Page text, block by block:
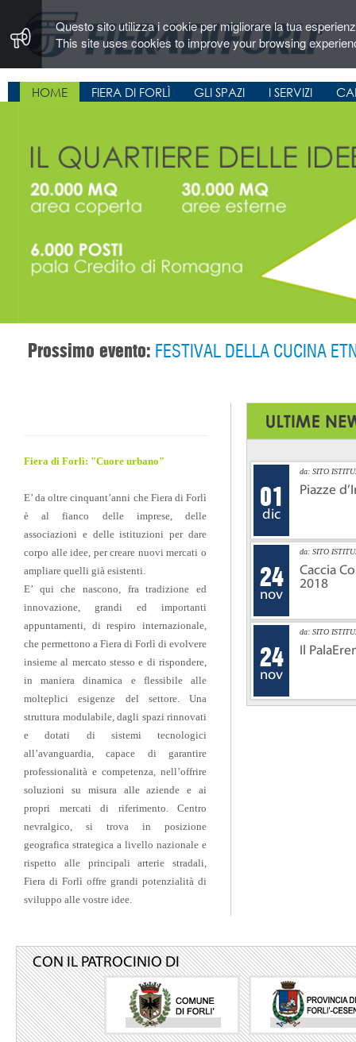
Questo sito utilizza i cookie per migliorare la tua
This site uses cookies to improve your browsing
HOME FIERA DI FORLÌ GLI SPAZI I SERVIZI
Slide003
Slide001
Prossimo evento: FESTIVAL DELLA CUCINA
Fiera di Forlì: "Cuore urbano"
E’ da oltre cinquant’anni che Fiera di Forlì
è al fianco delle imprese, delle
associazioni e delle istituzioni per dare
corpo alle idee, per creare nuovi mercati o
ampliare quelli già esistenti.
E’ qui che nascono, fra tradizione ed
innovazione, grandi ed importanti
appuntamenti, di respiro internazionale,
che permettono a Fiera di Forlì di evolvere
insieme al mercato stesso e di rispondere,
in maniera dinamica e flessibile alle
molteplici esigenze del settore. Una
struttura modulabile, dagli spazi rinnovati
e dotati di sistemi tecnologici
all’avanguardia, capace di garantire
professionalità e competenza, nell’offrire
soluzioni su misura alle aziende e ai
propri mercati di riferimento. Centro
nevralgico, si trova in posizione
geografica strategica a livello nazionale e
rispetto alle principali arterie stradali,
Fiera di Forlì offre grandi potenzialità di
sviluppo alle vostre idee.
01
dic
da: SITO
Piazze
24
nov
da: SITO
Caccia
2018
24
nov
da: SITO
Il
19
dic
da: SITO
da: SITO
CON IL PATROCINIO DI